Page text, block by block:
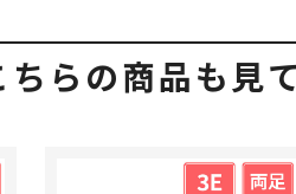
らの商品も見